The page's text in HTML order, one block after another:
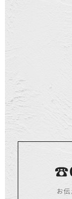
お伝